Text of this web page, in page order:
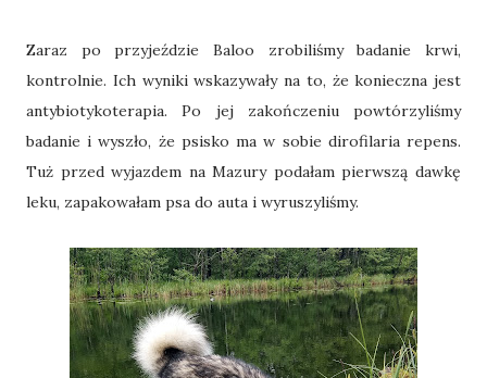
Zaraz po przyjeździe Baloo zrobiliśmy badanie krwi,
kontrolnie. Ich wyniki wskazywały na to, że konieczna jest
antybiotykoterapia. Po jej zakończeniu powtórzyliśmy
badanie i wyszło, że psisko ma w sobie dirofilaria repens.
Tuż przed wyjazdem na Mazury podałam pierwszą dawkę
leku, zapakowałam psa do auta i wyruszyliśmy.